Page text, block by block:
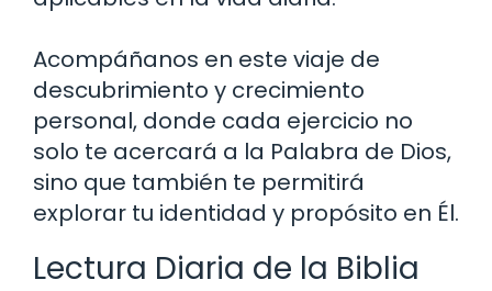
Acompáñanos en este viaje de
descubrimiento y crecimiento
personal, donde cada ejercicio no
solo te acercará a la Palabra de Dios,
sino que también te permitirá
explorar tu identidad y propósito en Él.
Lectura Diaria de la Biblia